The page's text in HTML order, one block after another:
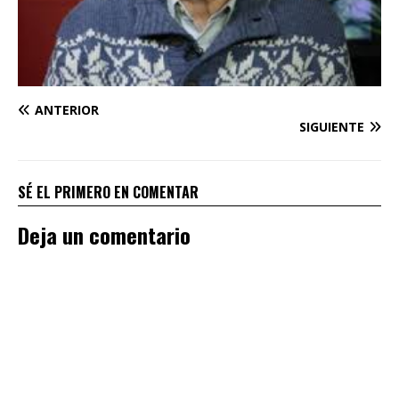
ANTERIOR
SIGUIENTE
SÉ EL PRIMERO EN COMENTAR
Deja un comentario